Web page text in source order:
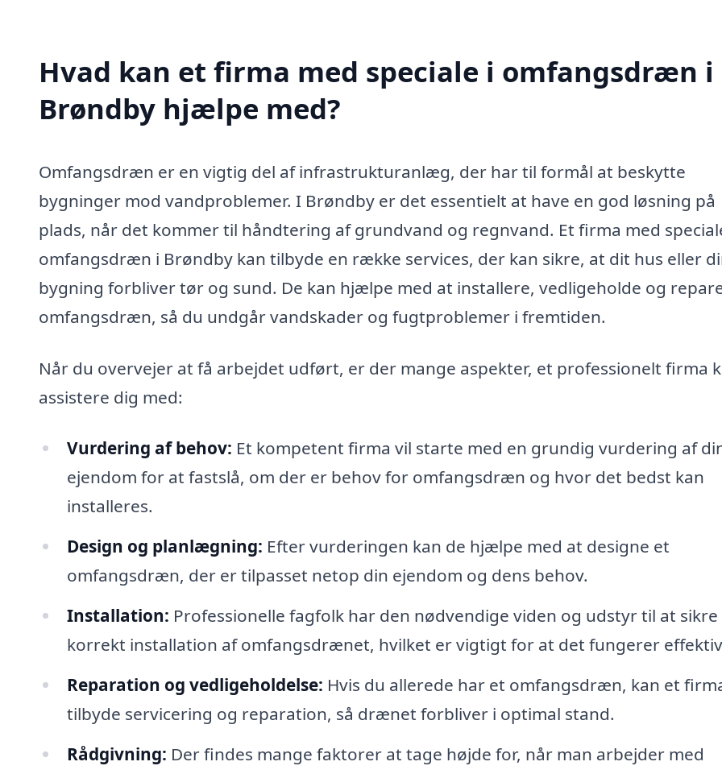
Hvad kan et firma med speciale i omfangsdræn i
Brøndby hjælpe med?
Omfangsdræn er en vigtig del af infrastrukturanlæg, der har til formål at beskytte
bygninger mod vandproblemer. I Brøndby er det essentielt at have en god løsning på
plads, når det kommer til håndtering af grundvand og regnvand. Et firma med
omfangsdræn i Brøndby kan tilbyde en række services, der kan sikre, at dit hus eller
bygning forbliver tør og sund. De kan hjælpe med at installere, vedligeholde og
omfangsdræn, så du undgår vandskader og fugtproblemer i fremtiden.
Når du overvejer at få arbejdet udført, er der mange aspekter, et professionelt firma
assistere dig med:
Vurdering af behov: Et kompetent firma vil starte med en grundig vurdering af
ejendom for at fastslå, om der er behov for omfangsdræn og hvor det bedst kan
installeres.
Design og planlægning: Efter vurderingen kan de hjælpe med at designe et
omfangsdræn, der er tilpasset netop din ejendom og dens behov.
Installation: Professionelle fagfolk har den nødvendige viden og udstyr til at sikre
korrekt installation af omfangsdrænet, hvilket er vigtigt for at det fungerer
Reparation og vedligeholdelse: Hvis du allerede har et omfangsdræn, kan et
tilbyde servicering og reparation, så drænet forbliver i optimal stand.
Rådgivning: Der findes mange faktorer at tage højde for, når man arbejder med